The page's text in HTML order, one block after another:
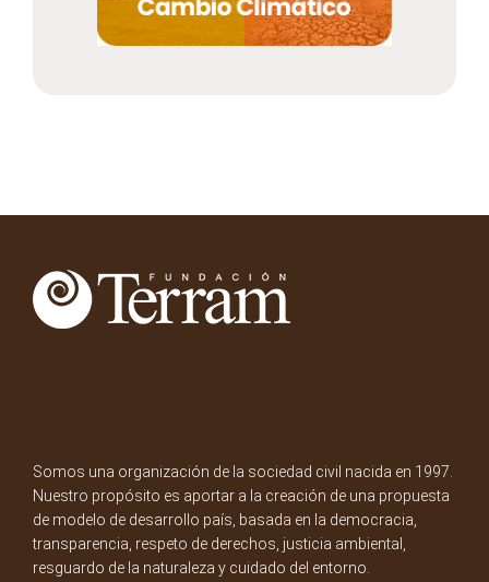
Somos una organización de la sociedad civil nacida en 1997.
Nuestro propósito es aportar a la creación de una propuesta
de modelo de desarrollo país, basada en la democracia,
transparencia, respeto de derechos, justicia ambiental,
resguardo de la naturaleza y cuidado del entorno.